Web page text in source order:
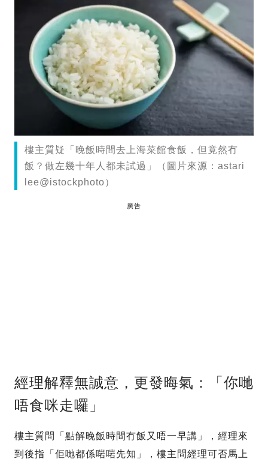
樓主質疑「晚飯時間去上海菜館食飯，但竟然冇
飯？做左幾十年人都未試過」（圖片來源：astari
lee@istockphoto）
廣告
經理解釋無誠意，更發晦氣：「你哋
唔食咪走囉」
樓主質問「點解晚飯時間冇飯又唔一早講」，經理來
到後指「佢哋都係啱啱先知」，樓主問經理可否馬上